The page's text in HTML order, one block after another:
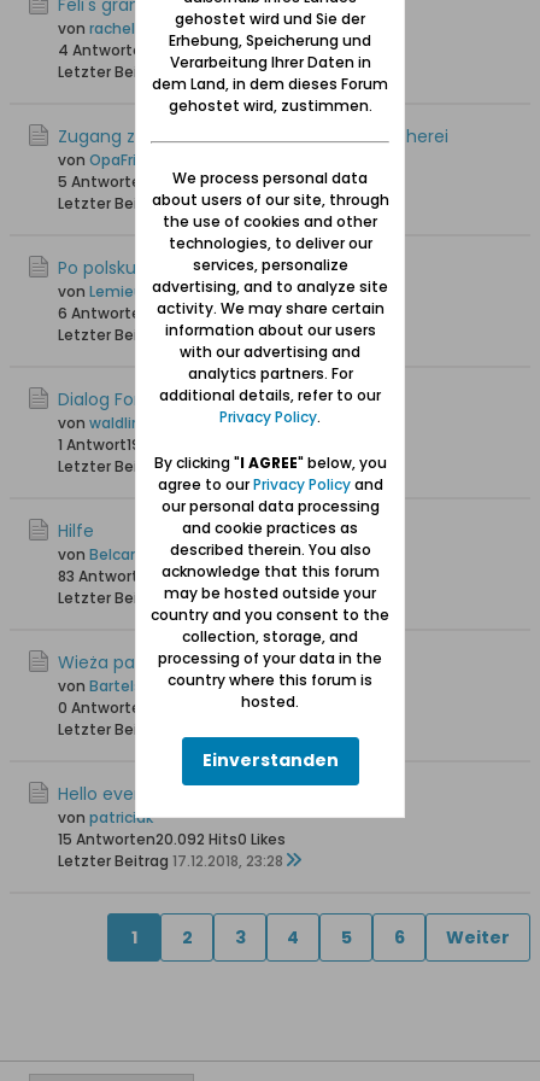
Feli's granddaughter
von rachel
4 Antworten
5.199 Hits0 Likes
Letzter Beitrag
20.06.2024, 17:20
Zugang zu polnischen libra.net Onlinebücherei
von OpaFritz
5 Antworten
20.537 Hits0 Likes
Letzter Beitrag06.09.2023, 18:05
Po polsku
von Lemieux
6 Antworten
35.148 Hits0 Likes
Letzter Beitrag30.06.2022, 12:47
Dialog Forum
von waldling +6.8.2023
1 Antwort19.538 Hits
Letzter Beitrag 21.06.2019, 15:01
Hilfe
von Belcanto
83 Antworten
121.462 Hits0 Likes
Letzter Beitrag22.01.2019, 20:33
Wieża pamięci
von Bartels
0 Antworten
0 Likes
Letzter Beitrag
Hello everyone
von patriciak
15 Antworten20.092 Hits0 Likes
Letzter Beitrag 17.12.2018, 23:28
1 2 3 4 5 6 Weiter
gehostet wird und Sie der
Erhebung, Speicherung und
Verarbeitung Ihrer Daten in
dem Land, in dem dieses Forum
gehostet wird, zustimmen.
We process personal data
about users of our site, through
the use of cookies and other
technologies, to deliver our
services, personalize
advertising, and to analyze site
activity. We may share certain
information about our users
with our advertising and
analytics partners. For
additional details, refer to our
Privacy Policy.
By clicking "I AGREE" below, you
agree to ourPrivacy Policyand
our personal data processing
and cookie practices as
described therein. You also
acknowledge that this forum
may be hosted outside your
country and you consent to the
collection, storage, and
processing of your data in the
country where this forum is
hosted.
Einverstanden